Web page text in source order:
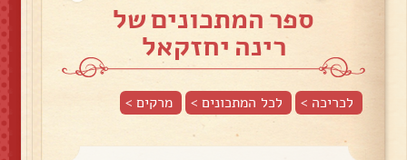
ספר המתכונים של
רינה יחזקאל
לכריכה > לכל המתכונים > מרקים>